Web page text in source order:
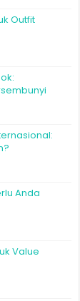
Outfit
Anda
Value